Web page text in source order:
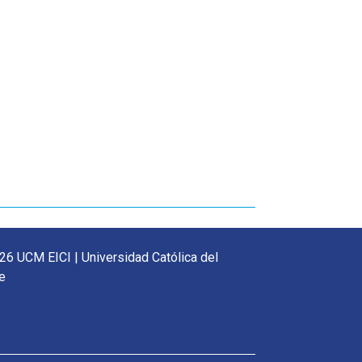
UCM EICI | Universidad Católica del